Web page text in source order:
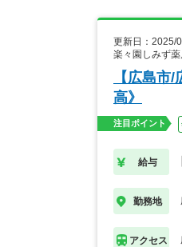
更新日：2025/
楽々園しみず
【広島市
高》
注目ポイント
給与
勤務地
アクセス